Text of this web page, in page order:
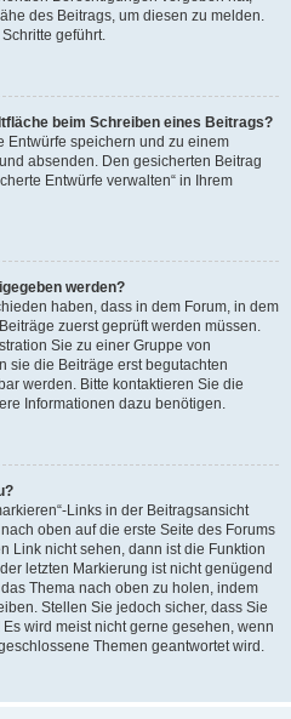
des Beitrags, um diesen zu melden.
geführt.
beim Schreiben eines Beitrags?
Entwürfe speichern und zu einem
absenden. Den gesicherten Beitrag
Entwürfe verwalten“ in Ihrem
werden?
haben, dass in dem Forum, in dem
zuerst geprüft werden müssen.
Sie zu einer Gruppe von
sie die Beiträge erst begutachten
werden. Bitte kontaktieren Sie die
Informationen dazu benötigen.
Links in der Beitragsansicht
oben auf die erste Seite des Forums
Link nicht sehen, dann ist die Funktion
letzten Markierung ist nicht genügend
Thema nach oben zu holen, indem
Stellen Sie jedoch sicher, dass Sie
wird meist nicht gerne gesehen, wenn
Themen geantwortet wird.